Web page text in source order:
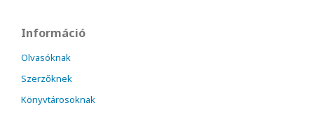
Információ
Olvasóknak
Szerzőknek
Könyvtárosoknak